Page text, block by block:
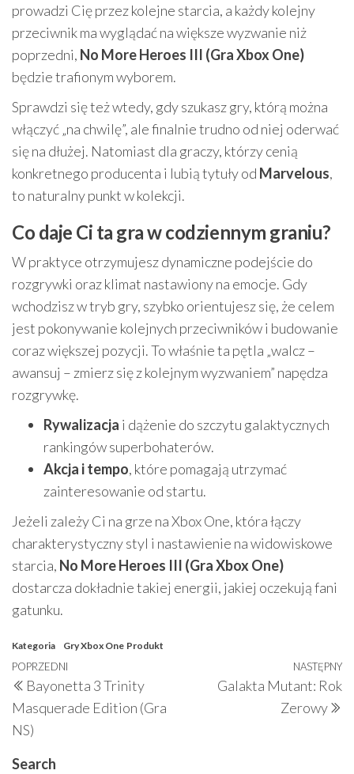
prowadzi Cię przez kolejne starcia, a każdy kolejny
przeciwnik ma wyglądać na większe wyzwanie niż
poprzedni, No More Heroes III (Gra Xbox One)
będzie trafionym wyborem.
Sprawdzi się też wtedy, gdy szukasz gry, którą można
włączyć „na chwilę”, ale finalnie trudno od niej oderwać
się na dłużej. Natomiast dla graczy, którzy cenią
konkretnego producenta i lubią tytuły od Marvelous,
to naturalny punkt w kolekcji.
Co daje Ci ta gra w codziennym graniu?
W praktyce otrzymujesz dynamiczne podejście do
rozgrywki oraz klimat nastawiony na emocje. Gdy
wchodzisz w tryb gry, szybko orientujesz się, że celem
jest pokonywanie kolejnych przeciwników i budowanie
coraz większej pozycji. To właśnie ta pętla „walcz –
awansuj – zmierz się z kolejnym wyzwaniem” napędza
rozgrywkę.
Rywalizacja i dążenie do szczytu galaktycznych
rankingów superbohaterów.
Akcja i tempo, które pomagają utrzymać
zainteresowanie od startu.
Jeżeli zależy Ci na grze na Xbox One, która łączy
charakterystyczny styl i nastawienie na widowiskowe
starcia, No More Heroes III (Gra Xbox One)
dostarcza dokładnie takiej energii, jakiej oczekują fani
gatunku.
Kategoria Gry Xbox One Produkt
Nawigacja
wpisu
Poprzedni
wpis
POPRZEDNI
Bayonetta 3 Trinity
Masquerade Edition (Gra
NS)
NASTĘPNY
Galakta Mutant: Rok
Zerowy
Search